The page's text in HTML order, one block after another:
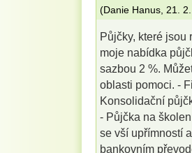
(Danie Hanus 21.
Půjčky, které jsou
moje nabídka
sazbou 2 %.
oblasti pomoci. -
Konsolidační
- Půjčka na
se vší upřímností
bankovním